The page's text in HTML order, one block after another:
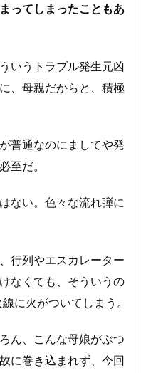
ってしまったこともあ
いうトラブル発生元凶
、母親だからと、積極
普通なのにましてや発
至だ。
ない。色々な流れ弾に
行列やエスカレーター
なくても、そういうの
に火がついてしまう。
ん、こんな母娘がぶつ
に巻き込まれず、今回